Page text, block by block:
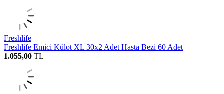
Freshlife
Freshlife Emici Külot XL 30x2 Adet Hasta Bezi 60 Adet
1.055,00 TL